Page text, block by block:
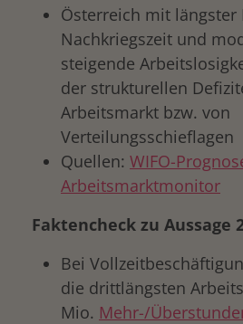
Österreich mit längster
Nachkriegszeit und
steigende
der strukturellen
Arbeitsmarkt bzw. von
Verteilungsschieflagen
Quellen: WIFO-
Arbeitsmarktmonitor
Faktencheck zu Aussage
Bei
die drittlängsten
Mio. Mehr-/